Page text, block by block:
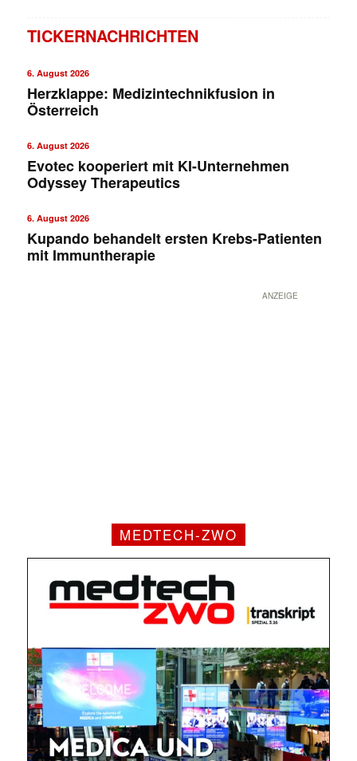
TICKERNACHRICHTEN
6. August 2026
Herzklappe: Medizintechnikfusion in
Österreich
6. August 2026
Evotec kooperiert mit KI-Unternehmen
Odyssey Therapeutics
6. August 2026
Kupando behandelt ersten Krebs-Patienten
mit Immuntherapie
ANZEIGE
MEDTECH-ZWO